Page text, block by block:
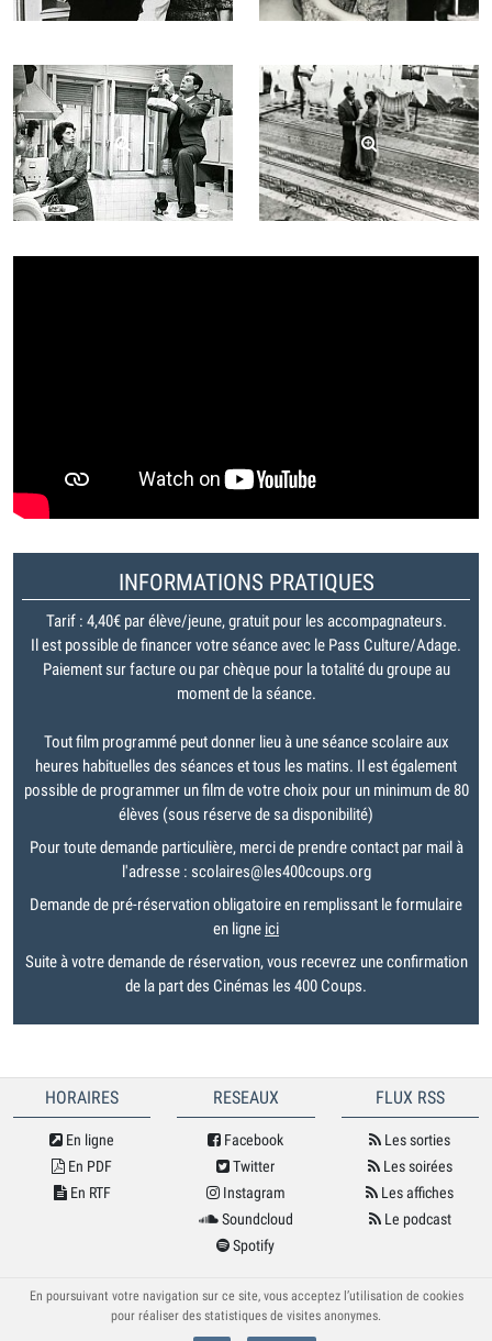
INFORMATIONS PRATIQUES
Tarif : 4,40€ par élève/jeune, gratuit pour les accompagnateurs.
Il est possible de financer votre séance avec le Pass Culture/Adage.
Paiement sur facture ou par chèque pour la totalité du groupe au
moment de la séance.
Tout film programmé peut donner lieu à une séance scolaire aux
heures habituelles des séances et tous les matins. Il est également
possible de programmer un film de votre choix pour un minimum de 80
élèves (sous réserve de sa disponibilité)
Pour toute demande particulière, merci de prendre contact par mail à
l'adresse : scolaires@les400coups.org
Demande de pré-réservation obligatoire en remplissant le formulaire
en ligne ici
Suite à votre demande de réservation, vous recevrez une confirmation
de la part des Cinémas les 400 Coups.
HORAIRES
En ligne
En PDF
En RTF
RESEAUX
Facebook
Twitter
Instagram
Soundcloud
Spotify
FLUX RSS
Les sorties
Les soirées
Les affiches
Le podcast
© Cybele 2026
En poursuivant votre navigation sur ce site, vous acceptez l’utilisation de cookies
pour réaliser des statistiques de visites anonymes.